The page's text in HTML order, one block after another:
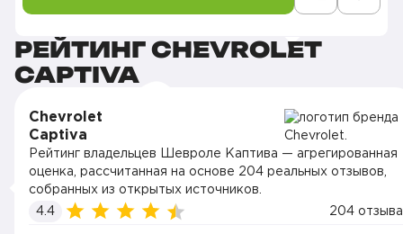
РЕЙТИНГ CHEVROLET
CAPTIVA
Chevrolet
Captiva
Рейтинг владельцев Шевроле Каптива — агрегированная
оценка, рассчитанная на основе 204 реальных отзывов,
собранных из открытых источников.
4.4
204 отзыва